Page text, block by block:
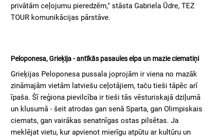
privātām ceļojumu pieredzēm," stāsta Gabriela Ūdre, TEZ
TOUR komunikācijas pārstāve.
Peloponesa, Grieķija - antīkās pasaules elpa un mazie ciematiņi
Grieķijas Peloponesa pussala joprojām ir viena no mazāk
zināmajām vietām latviešu ceļotājiem, taču tieši tāpēc arī
īpaša. Šī reģiona pievilcība ir tieši tās vēsturiskajā dziļumā
un klusumā - šeit atrodas gan senā Sparta, gan Olimpiskais
ciemats, gan vairākas senatnīgas ostas pilsētas. Ja
meklējat vietu, kur apvienot mierīgu atpūtu ar kultūru un